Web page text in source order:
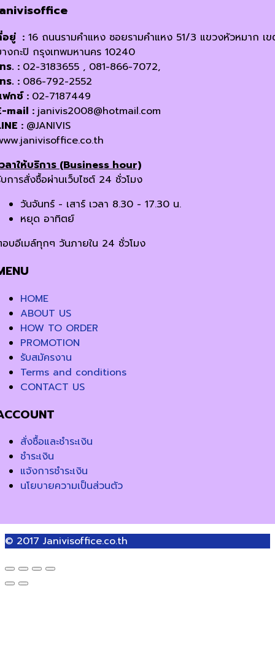
อยู่ : 16 ถนนรามคำแหง ซอยรามคำแหง 51/3 แขวงหัวหมาก เ
งกะปิ กรุงเทพมหานคร 10240
ร. : 02-3183655 , 081-866-7072,
ร. : 086-792-2552
กซ์ : 02-7187449
mail : janivis2008@hotmail.com
: @JANIVIS
ลาให้บริการ (Business hour)
การสั่งซื้อผ่านเว็บไซต์ 24 ชั่วโมง
วันจันทร์ - เสาร์ เวลา 8.30 - 17.30 น.
หยุด อาทิตย์
บอีเมล์ทุกๆ วันภายใน 24 ชั่วโมง
HOME
ABOUT US
HOW TO ORDER
PROMOTION
รับสมัครงาน
Terms and conditions
CONTACT US
สั่งซื้อและชำระเงิน
ชำระเงิน
แจ้งการชำระเงิน
นโยบายความเป็นส่วนตัว
© 2017 Janivisoffice.co.th